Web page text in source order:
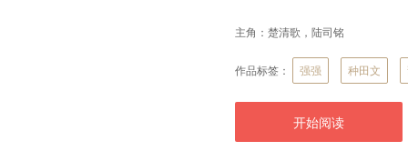
主角： 楚清歌，陆司铭
作品标签： 强强 种田文
开始阅读